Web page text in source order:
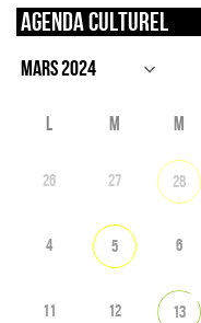
Agenda culturel
L M M
26 27 28
4 5 6
11 12 13